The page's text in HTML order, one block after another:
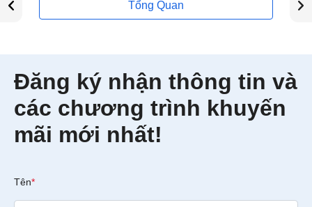
Tổng Quan
Đăng ký nhận thông tin và
các chương trình khuyến
mãi mới nhất!
Tên*